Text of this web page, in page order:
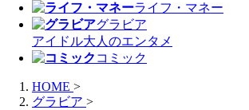
ライフ・マネー
グラビア
アイドル大人のエンタメ
コミック
HOME >
グラビア >